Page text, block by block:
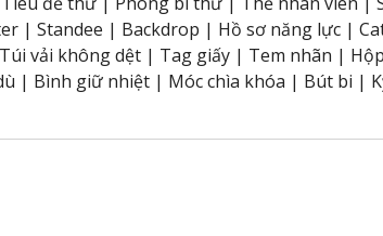
| Standee | Backdrop | Hồ sơ năng lực |
Túi vải không dệt| Tag giấy| Tem nhãn |
| Bình giữ nhiệt| Móc chìa khóa | Bút bi |